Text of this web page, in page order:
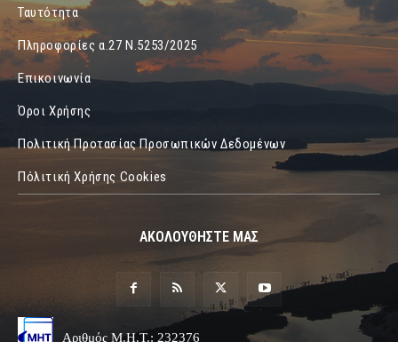
Ταυτότητα
Πληροφορίες α.27 Ν.5253/2025
Επικοινωνία
Όροι Χρήσης
Πολιτική Προτασίας Προσωπικών Δεδομένων
Πόλιτική Χρήσης Cookies
ΑΚΟΛΟΥΘΗΣΤΕ ΜΑΣ
Αριθμός Μ.Η.Τ.: 232376